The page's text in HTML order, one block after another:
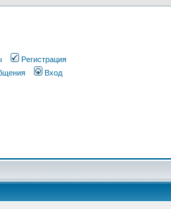
Регистрация
Вход